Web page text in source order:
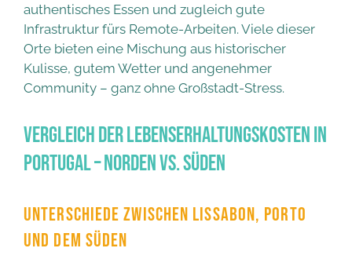
authentisches Essen und zugleich gute
Infrastruktur fürs Remote-Arbeiten. Viele dieser
Orte bieten eine Mischung aus historischer
Kulisse, gutem Wetter und angenehmer
Community – ganz ohne Großstadt-Stress.
Vergleich der Lebenserhaltungskosten in
Portugal – Norden vs. Süden
UNTERSCHIEDE ZWISCHEN LISSABON, PORTO
UND DEM SÜDEN